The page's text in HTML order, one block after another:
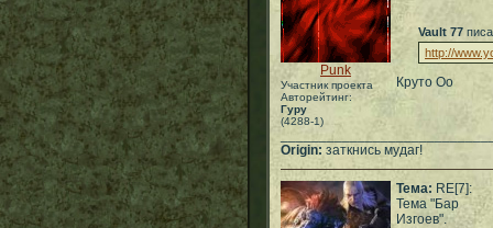
Punk
Участник проекта
Авторейтинг:
Гуру
(4288-1)
Vault 77
http://
Круто Оо
Origin: заткнись мудаг!
Тема: RE[7]:
Тема "Бар
Изгоев".